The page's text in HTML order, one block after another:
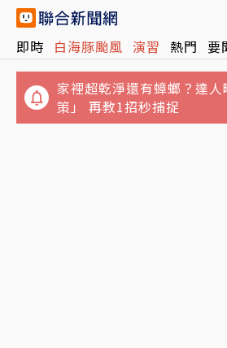
即時 白海豚颱風 演習 熱門 要
家裡超乾淨還有蟑螂？達
策」 再教1招秒捕捉